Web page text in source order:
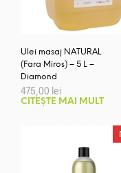
Ulei masaj NATURAL
(Fara Miros) – 5 L –
Diamond
475,00 lei
CITEȘTE MAI MULT